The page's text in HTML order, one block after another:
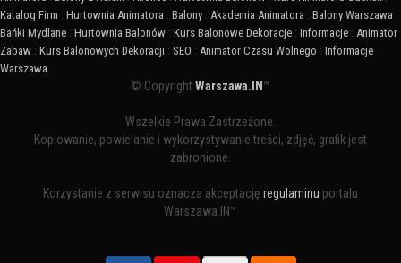
Katalog Firm : Hurtownia Animatora : Balony : Akademia Animatora : Balony Warszawa :
Bańki Mydlane : Hurtownia Balonów : Kurs Balonowe Dekoracje : Informacje : Animator
Zabaw : Kurs Balonowych Dekoracji : SEO : Animator Czasu Wolnego : Informacje
Warszawa
© CopyrightWarszawa.IN ™
Wszelkie Prawa Zastrzeżone.
Kopiowanie, powielanie i wykorzystywanie treści, zdjęć, grafik jest
zabronione.
Korzystanie z serwisu oznacza akceptację regulaminu portalu
Warszawa.IN™